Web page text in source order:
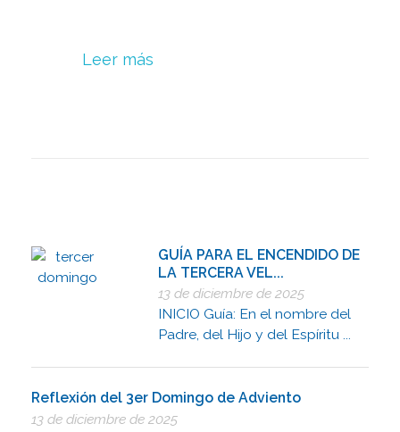
Leer más
GUÍA PARA EL ENCENDIDO DE
LA TERCERA VEL...
13 de diciembre de 2025
INICIO Guía: En el nombre del
Padre, del Hijo y del Espíritu ...
Reflexión del 3er Domingo de Adviento
13 de diciembre de 2025